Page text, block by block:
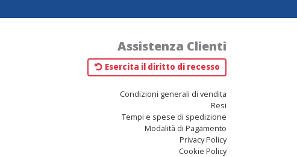
Assistenza Clienti
Esercita il diritto di recesso
Condizioni generali di vendita
Resi
Tempi e spese di spedizione
Modalità di Pagamento
Privacy Policy
Cookie Policy